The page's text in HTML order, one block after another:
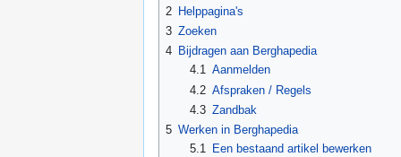
2 Helppagina's
3 Zoeken
4 Bijdragen aan Berghapedia
4.1 Aanmelden
4.2 Afspraken / Regels
4.3 Zandbak
5 Werken in Berghapedia
5.1
Een bestaand artikel bewerken